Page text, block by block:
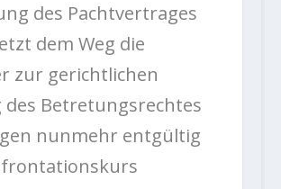
des Pachtvertrages
dem Weg die
zur gerichtlichen
des Betretungsrechtes
nunmehr entgültig